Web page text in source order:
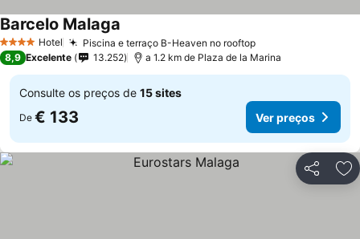
4 EstrelasHotel Piscina e terraço B-Heaven no rooftop
Barcelo Malaga
8,9 Excelente 13.252 a 1.2 km de Plaza de la Marina
Consulte os preços de 15 sites
De € 133 Ver preços
Partilhar